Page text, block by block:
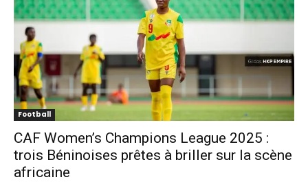
Football
CAF Women’s Champions League 2025 :
trois Béninoises prêtes à briller sur la scène
africaine